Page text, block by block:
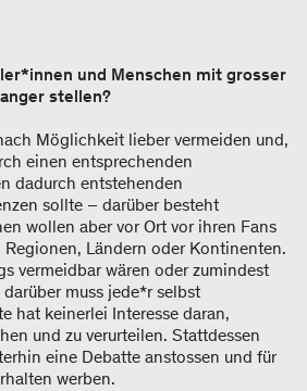
und Menschen mit grosser
stellen?
Möglichkeit lieber vermeiden und,
einen entsprechenden
dadurch entstehenden
sollte – darüber besteht
wollen aber vor Ort vor ihren Fans
Ländern oder Kontinenten.
vermeidbar wären oder zumindest
muss jede*r selbst
hat keinerlei Interesse daran,
und zu verurteilen. Stattdessen
eine Debatte anstossen und für
werben.